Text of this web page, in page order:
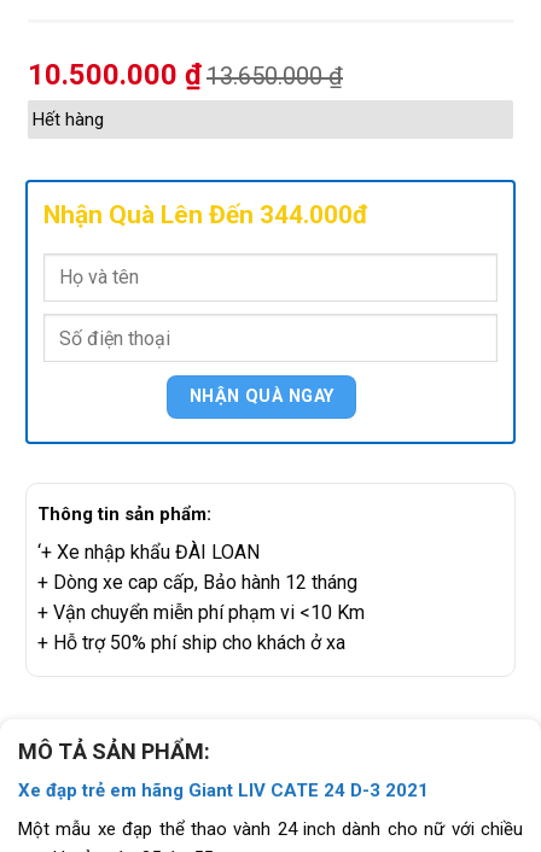
10.500.000 ₫13.650.000₫
Hết hàng
Nhận Quà Lên Đến 344.000đ
Thông tin sản phẩm:
‘+ Xe nhập khẩu ĐÀI LOAN
+ Dòng xe cap cấp, Bảo hành 12 tháng
+ Vận chuyển miễn phí phạm vi <10 Km
+ Hỗ trợ 50% phí ship cho khách ở xa
MÔ TẢ SẢN PHẨM:
Xe đạp trẻ em hãng Giant LIV CATE 24 D-3 2021
Một mẫu xe đạp thể thao vành 24 inch dành cho nữ với chiều